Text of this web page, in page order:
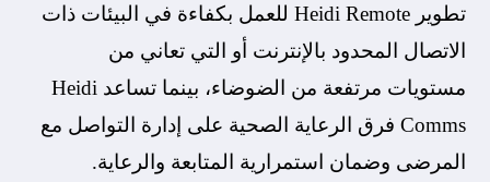
تطوير Heidi Remote للعمل بكفاءة في البيئات ذات
الاتصال المحدود بالإنترنت أو التي تعاني من
مستويات مرتفعة من الضوضاء، بينما تساعد Heidi
Comms فرق الرعاية الصحية على إدارة التواصل مع
المرضى وضمان استمرارية المتابعة والرعاية.